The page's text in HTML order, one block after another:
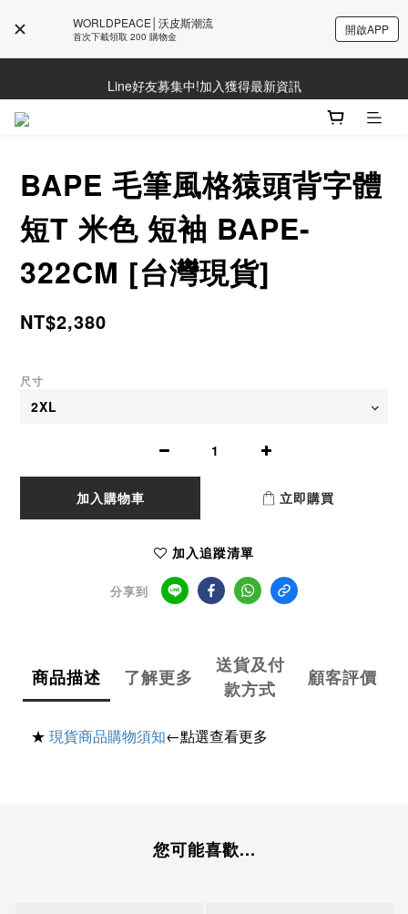
WORLDPEACE│沃皮斯潮流
首次下載領取 200 購物金 開啟APP
Line好友募集中!加入獲得最新資訊
Line好友募集中!加入獲得最新資訊
防詐騙提醒!請勿聽從不明來電操作ATM與提供個人資訊
BAPE 毛筆風格猿頭背字體
短T 米色 短袖 BAPE-
322CM [台灣現貨]
NT$2,380
尺寸
加入購物車 立即購買
加入追蹤清單
分享到
商品描述 了解更多
送貨及付
款方式
顧客評價
★ 現貨商品購物須知←點選查看更多
您可能喜歡...